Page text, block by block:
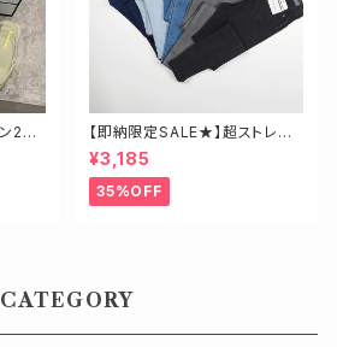
23.
【即納限定SALE★】超ストレッ
チ！ハイウエストスキニーデニ
ム 細身さんにオススメ♡
¥3,185
35%OFF
CATEGORY